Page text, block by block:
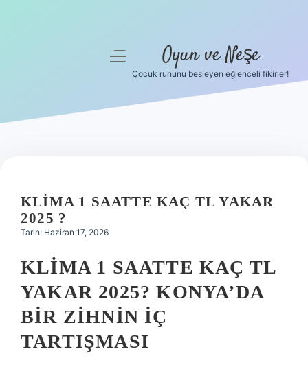
Hakkımızda
menüyü
Oyun ve Neşe
Çocuk ruhunu besleyen eğlenceli fikirler!
KLIMA 1 SAATTE KAÇ TL YAKAR
2025 ?
Tarih: Haziran 17, 2026
KLIMA 1 SAATTE KAÇ TL
YAKAR 2025? KONYA’DA
BIR ZIHNIN İÇ
TARTIŞMASI